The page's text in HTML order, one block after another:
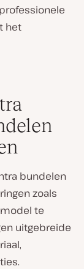
het
bundelen
zoals
te
uitgebreide